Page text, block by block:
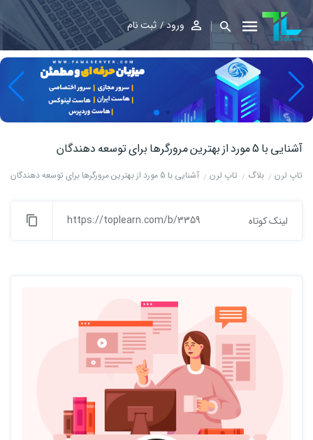
ورود ثبت نام
آشنایی با 5 مورد از بهترین مرورگرها برای توسعه دهندگان
تاپ لرن بلاگ تاپ لرن آشنایی با 5 مورد از بهترین مرورگرها برای توسعه دهندگان
لینک کوتاه https://toplearn.com/b/3359